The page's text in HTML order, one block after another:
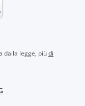
dalla legge, piùdi